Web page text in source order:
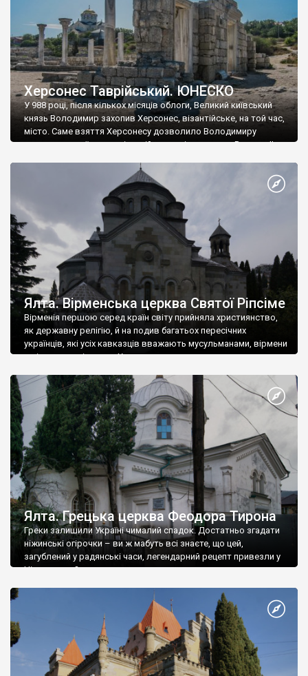
Херсонес Таврійський. ЮНЕСКО
У 988 році, після кількох місяців облоги, Великий київський
князь Володимир захопив Херсонес, візантійське, на той час,
місто. Саме взяття Херсонесу дозволило Володимиру
диктувати свої умови візантійському імператору Василю ІІ, та
Херсонесі Володимир-язичник, став Василем-християнином.
А потім було Хрещення Русі. На честь Херсонесу Таврійського
Ялта. Вірменська церква Святої Ріпсіме
Вірменія першою серед країн світу прийняла християнство,
як державну релігію, й на подив багатьох пересічних
українців, які усіх кавказців вважають мусульманами, вірмени
є відданими вірянами Христа
Ялта. Грецька церква Феодора Тирона
Греки залишили Україні чималий спадок. Достатньо згадати
ніжинські огірочки – ви ж мабуть всі знаєте, що цей,
загублений у радянські часи, легендарний рецепт привезли у
Ніжин греки?